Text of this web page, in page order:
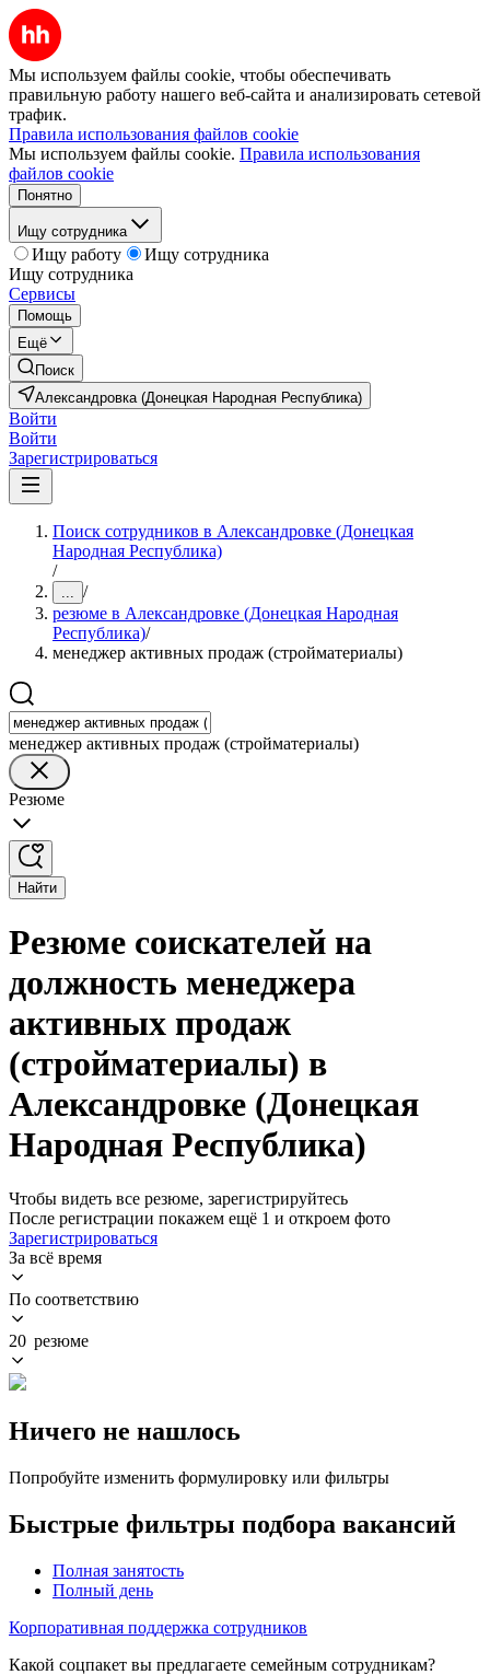
Мы используем файлы cookie, чтобы обеспечивать
правильную работу нашего веб-сайта и анализировать сетевой
трафик.
Правила использования файлов cookie
Мы используем файлы cookie. Правила использования
файлов cookie
Понятно
Ищу сотрудника
Ищу работу
Ищу сотрудника
Ищу сотрудника
Сервисы
Помощь
Ещё
Поиск
Александровка (Донецкая Народная Республика)
Войти
Войти
Зарегистрироваться
Поиск сотрудников в Александровке (Донецкая
Народная Республика)
/
... /
резюме в Александровке (Донецкая Народная
Республика)/
менеджер активных продаж (стройматериалы)
менеджер активных продаж (стройматериалы)
Резюме
Найти
Резюме соискателей на
должность менеджера
активных продаж
(стройматериалы) в
Александровке (Донецкая
Народная Республика)
Чтобы видеть все резюме, зарегистрируйтесь
После регистрации покажем ещё 1 и откроем фото
Зарегистрироваться
За всё время
По соответствию
20 резюме
Ничего не нашлось
Попробуйте изменить формулировку или фильтры
Быстрые фильтры подбора вакансий
Полная занятость
Полный день
Корпоративная поддержка сотрудников
Какой соцпакет вы предлагаете семейным сотрудникам?